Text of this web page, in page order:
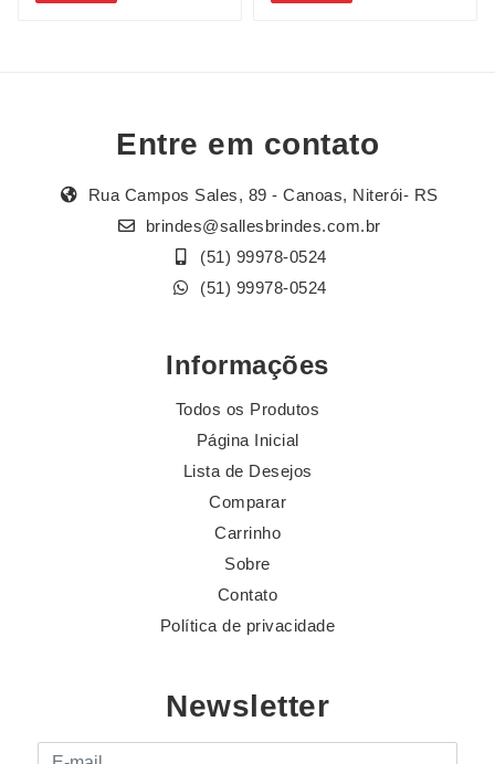
Entre em contato
Rua Campos Sales, 89 - Canoas, Niterói- RS
brindes@sallesbrindes.com.br
(51) 99978-0524
(51) 99978-0524
Informações
Todos os Produtos
Página Inicial
Lista de Desejos
Comparar
Carrinho
Sobre
Contato
Política de privacidade
Newsletter
E-mail